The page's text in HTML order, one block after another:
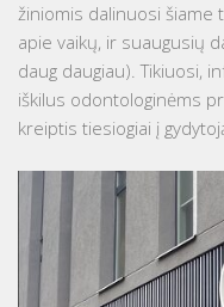
žiniomis dalinuosi šiame
apie vaikų, ir suaugusių
daug daugiau). Tikiuosi,
iškilus odontologinėms
kreiptis tiesiogiai į